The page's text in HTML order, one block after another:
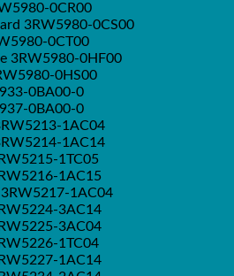
0CR00
3RW5980-0CS00
0CT00
3RW5980-0HF00
0HS00
0BA00-0
0BA00-0
1AC04
1AC14
1TC05
1AC15
1AC04
3AC14
3AC04
1TC04
1AC14